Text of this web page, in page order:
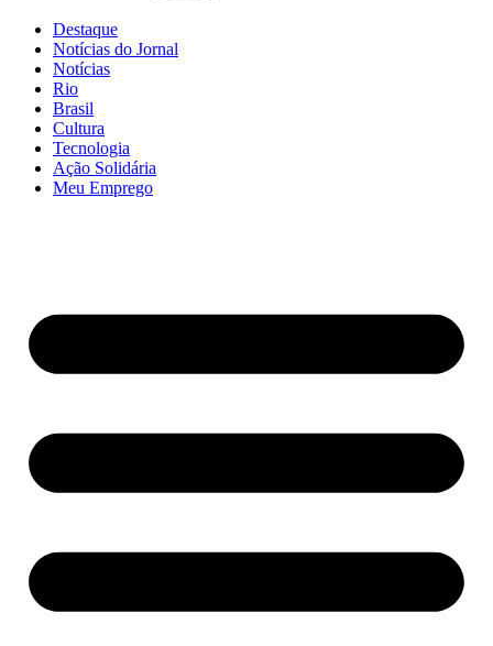
Destaque
Notícias do Jornal
Notícias
Rio
Brasil
Cultura
Tecnologia
Ação Solidária
Meu Emprego